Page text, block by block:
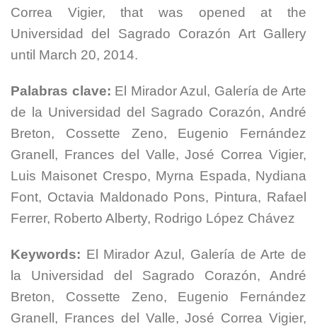
Correa Vigier, that was opened at the
Universidad del Sagrado Corazón Art Gallery
until March 20, 2014.
Palabras clave: El Mirador Azul, Galería de Arte
de la Universidad del Sagrado Corazón, André
Breton, Cossette Zeno, Eugenio Fernández
Granell, Frances del Valle, José Correa Vigier,
Luis Maisonet Crespo, Myrna Espada, Nydiana
Font, Octavia Maldonado Pons, Pintura, Rafael
Ferrer, Roberto Alberty, Rodrigo López Chávez
Keywords: El Mirador Azul, Galería de Arte de
la Universidad del Sagrado Corazón, André
Breton, Cossette Zeno, Eugenio Fernández
Granell, Frances del Valle, José Correa Vigier,